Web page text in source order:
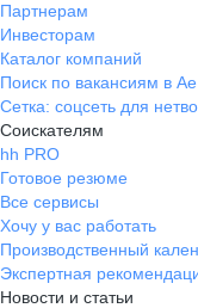
Партнерам
Инвесторам
Каталог компаний
Поиск по вакансиям в Ае
Сетка: соцсеть для
Соискателям
hh PRO
Готовое резюме
Все сервисы
Хочу у вас работать
Производственный
Экспертная
Новости и статьи